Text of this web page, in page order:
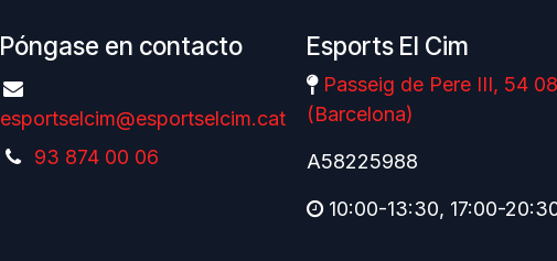
Esports El Cim
Passeig de Pere III, 54
(Barcelona)
A58225988
10:00-13:30, 17:00-
Póngase en contacto
esportselcim@esportselcim.cat
93 874 00 06